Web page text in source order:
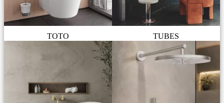
TOTO TUBES